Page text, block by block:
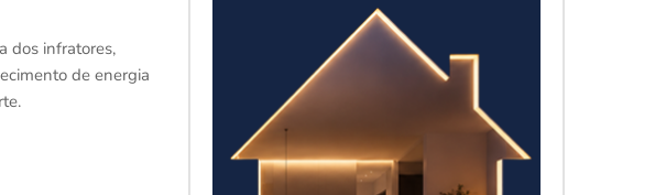
dos infratores,
de energia